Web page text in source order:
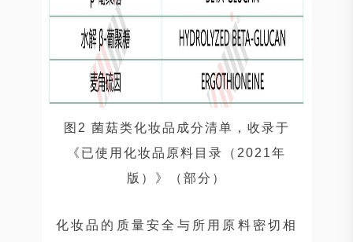
图2 菌菇类化妆品成分清单，收录于
《已使用化妆品原料目录（2021年
版）》（部分）
化妆品的质量安全与所用原料密切相